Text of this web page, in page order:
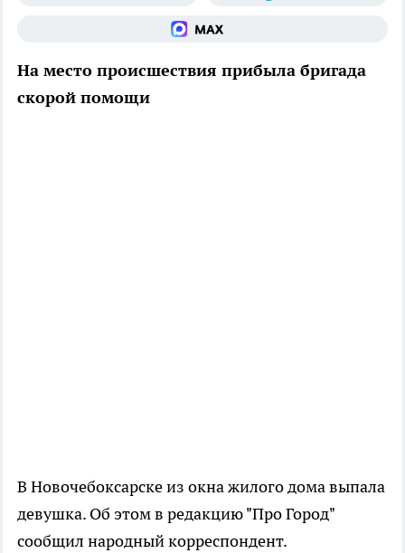
На место происшествия прибыла бригада
скорой помощи
В Новочебоксарске из окна жилого дома выпала
девушка. Об этом в редакцию "Про Город"
сообщил народный корреспондент.